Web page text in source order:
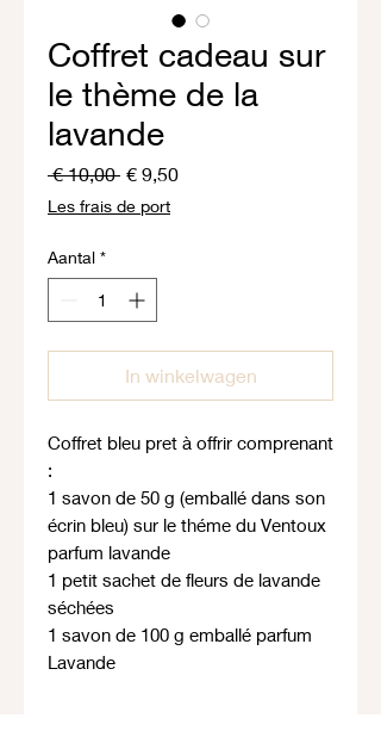
Coffret cadeau sur
le thème de la
lavande
€ 10,00 Normale
prijs
€ 9,50Verkoopprijs
Les frais de port
Aantal *
In winkelwagen
Coffret bleu pret à offrir comprenant
:
1 savon de 50 g (emballé dans son
écrin bleu) sur le théme du Ventoux
parfum lavande
1 petit sachet de fleurs de lavande
séchées
1 savon de 100 g emballé parfum
Lavande